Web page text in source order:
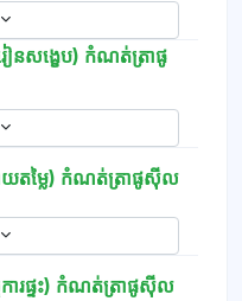
នសង្ខេប) កំណត់ត្រាផូ
យតម្លៃ) កំណត់ត្រាផូស៊ីលកម្រង
ារផ្ទះ) កំណត់ត្រាផូស៊ីល